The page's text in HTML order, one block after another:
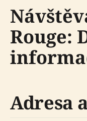
Rouge:
Adresa